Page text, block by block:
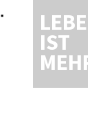
LEBEN
IST
MEHR